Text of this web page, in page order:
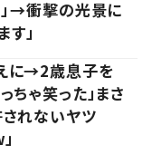
→衝撃の光景に
す」
に→2歳息子を
ゃ笑った」まさ
れないヤツ